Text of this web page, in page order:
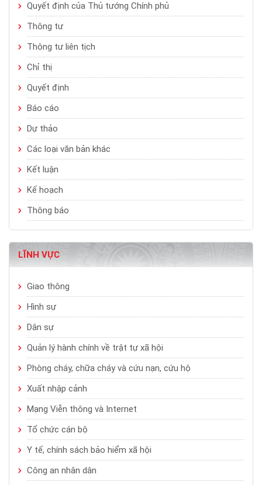
Quyết định của Thủ tướng Chính phủ
Thông tư
Thông tư liên tịch
Chỉ thị
Quyết định
Báo cáo
Dự thảo
Các loại văn bản khác
Kết luận
Kế hoạch
Thông báo
LĨNH VỰC
Giao thông
Hình sự
Dân sự
Quản lý hành chính về trật tự xã hội
Phòng cháy, chữa cháy và cứu nạn, cứu hộ
Xuất nhập cảnh
Mạng Viễn thông và Internet
Tổ chức cán bộ
Y tế, chính sách bảo hiểm xã hội
Công an nhân dân